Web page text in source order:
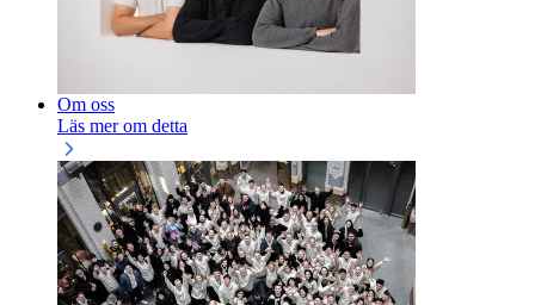
Om oss
Läs mer om detta